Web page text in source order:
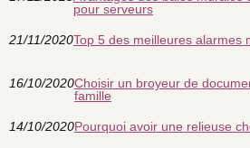
pour serveurs
21/11/2020Top 5 des meilleures alarmes
16/10/2020Choisir un broyeur de
famille
14/10/2020Pourquoi avoir une relieuse